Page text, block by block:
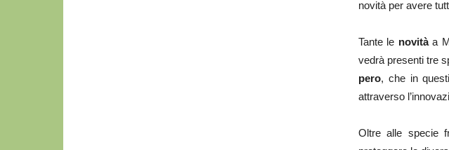
novità per avere
Tante le novitàa
vedrà presenti tre
pero, che in
attraverso
Oltre alle specie